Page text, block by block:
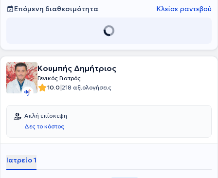
Επόμενη διαθεσιμότητα Κλείσε ραντεβού
Κουμπής Δημήτριος
Γενικός Γιατρός
10.0|218 αξιολογήσεις
Απλή επίσκεψη
Δες το κόστος
Ιατρείο 1